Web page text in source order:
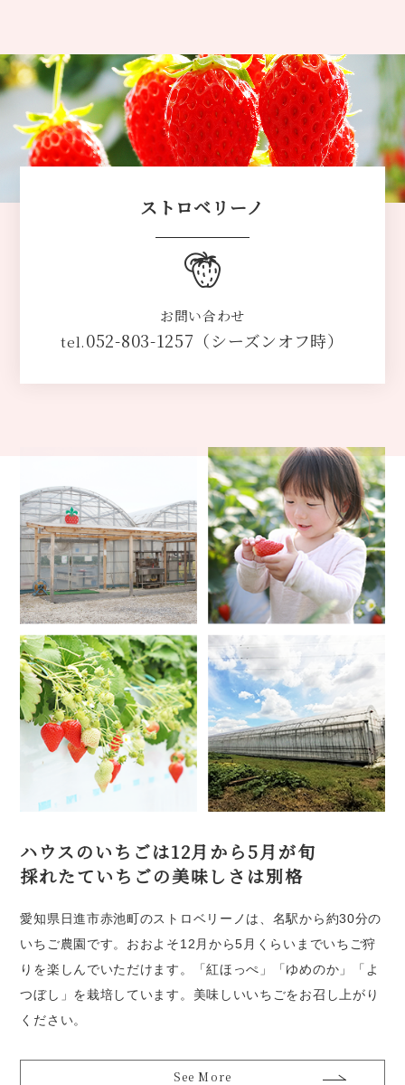
ストロベリーノ
お問い合わせ
tel.052-803-1257（シーズンオフ時）
ハウスのいちごは12月から5月が旬
採れたていちごの美味しさは別格
愛知県日進市赤池町のストロベリーノは、名駅から約30分の
いちご農園です。おおよそ12月から5月くらいまでいちご狩
りを楽しんでいただけます。「紅ほっぺ」「ゆめのか」「よ
つぼし」を栽培しています。美味しいいちごをお召し上がり
ください。
See More